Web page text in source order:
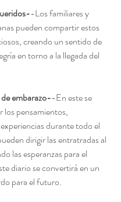
-Los familiares y
pueden compartir estos
creando un sentido de
en torno a la llegada del
embarazo--En este se
los pensamientos,
durante todo el
dirigir las entratradas al
las esperanzas para el
diario se convertirá en un
para el futuro.